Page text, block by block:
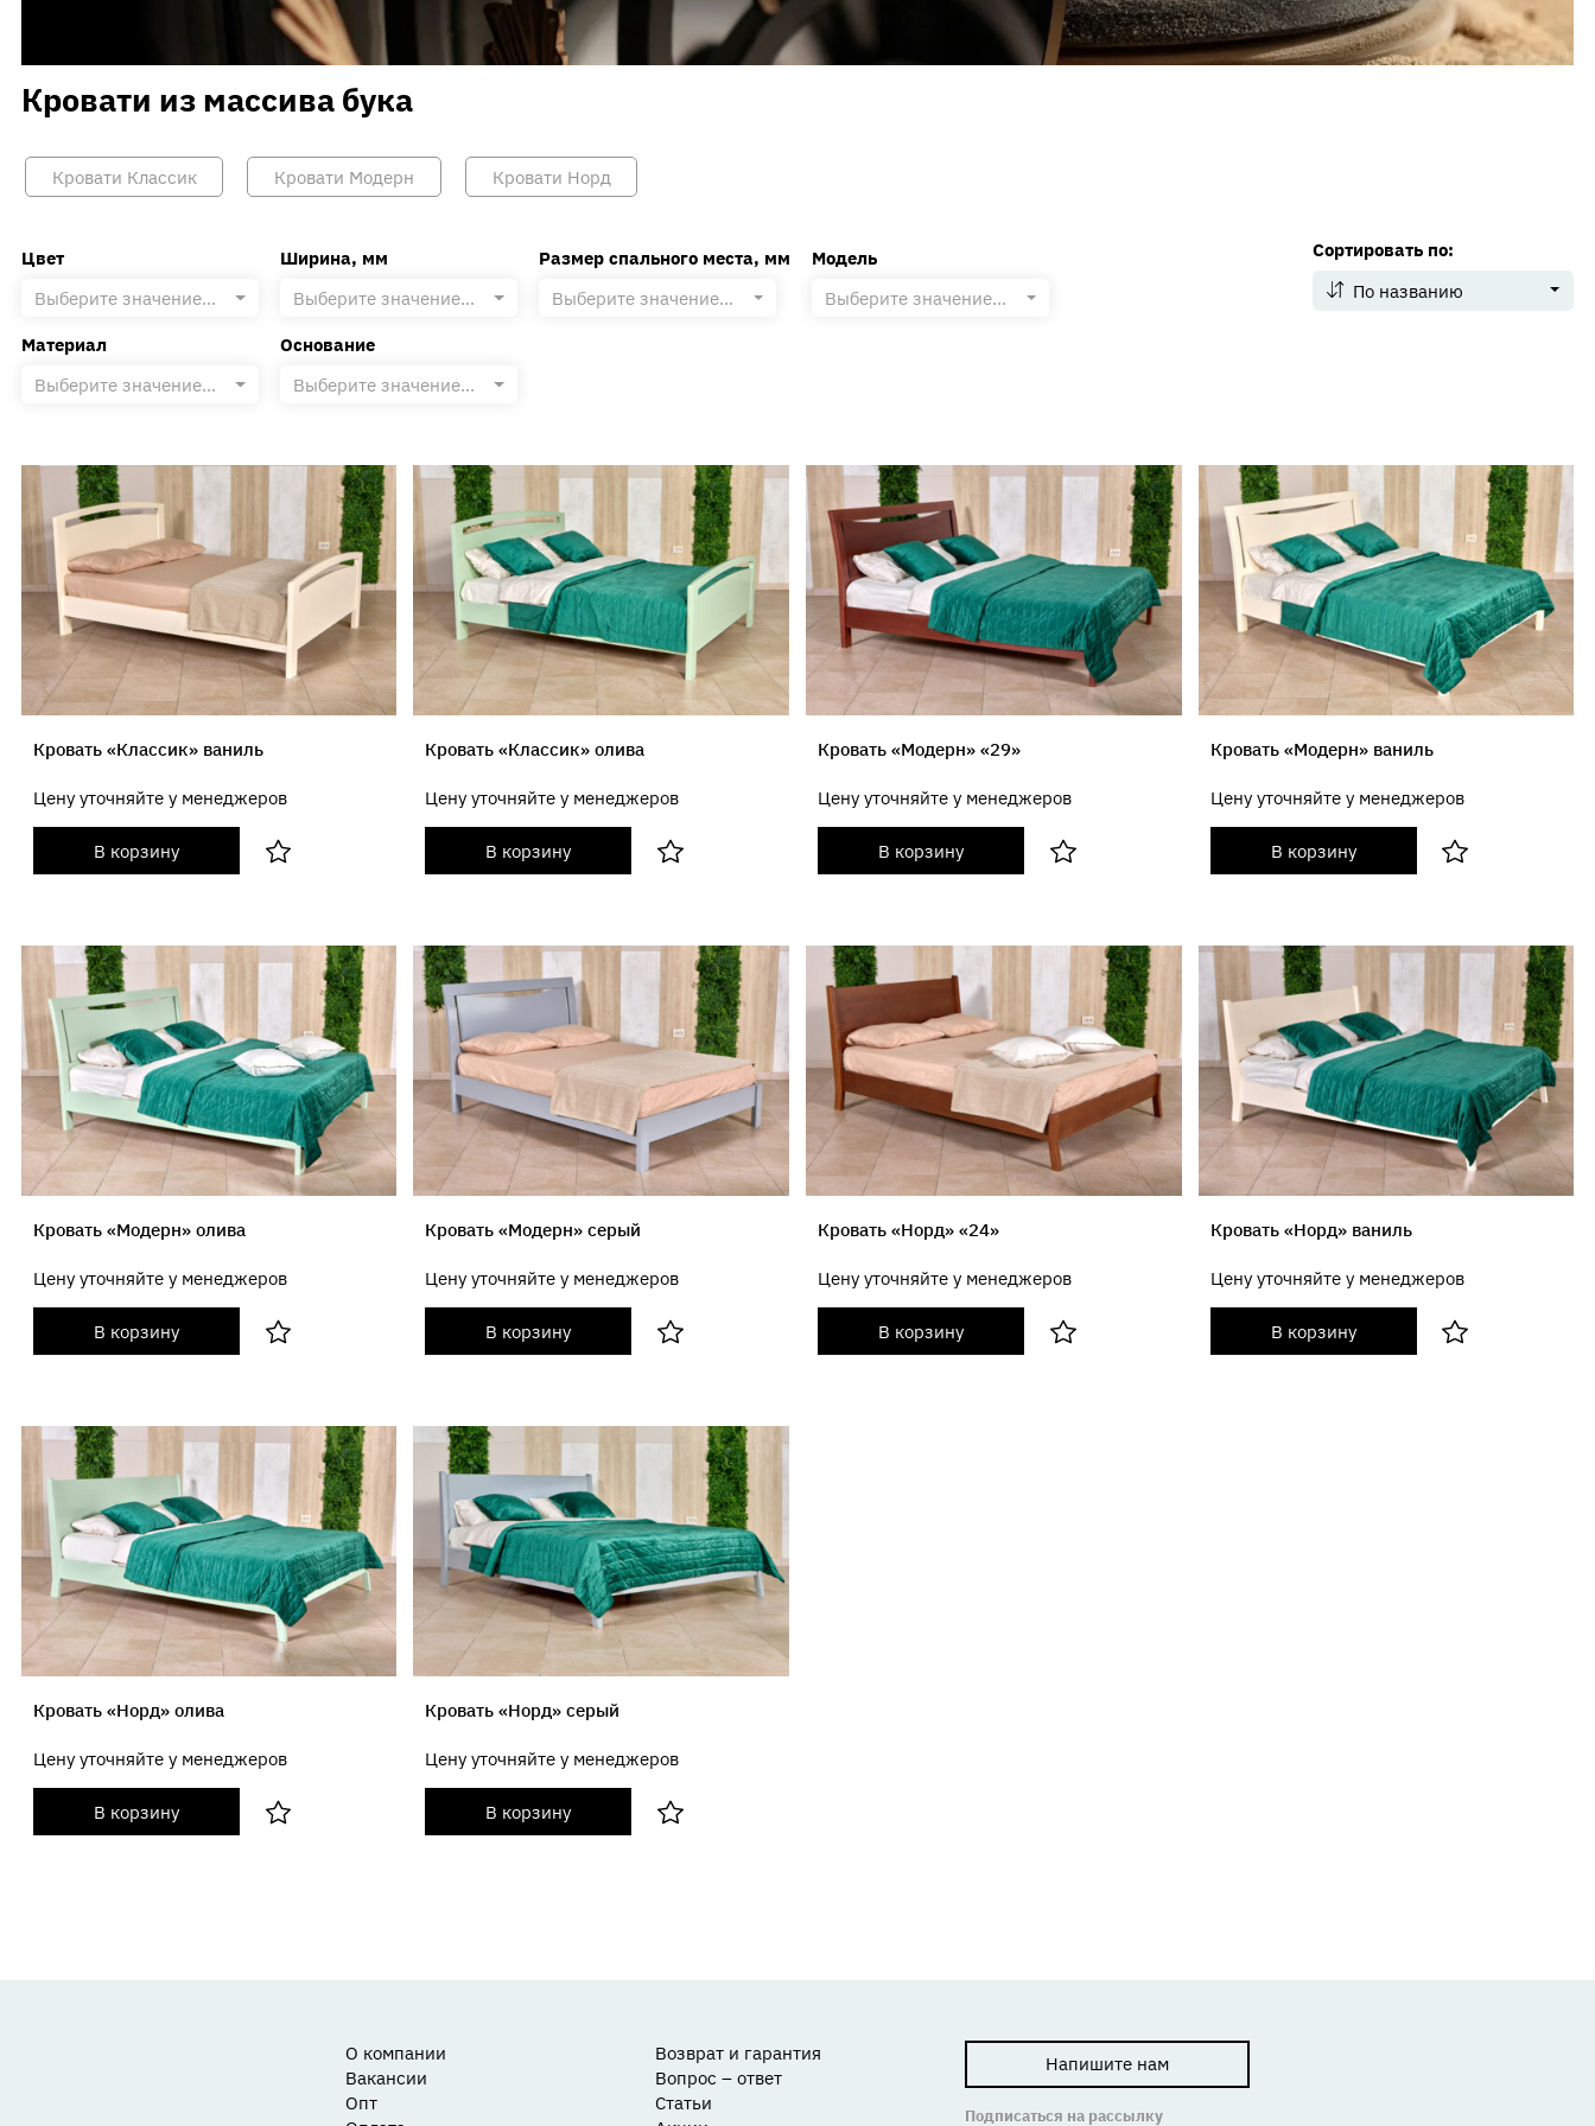
Вакансии
Кровати из массива бука
Кровати Классик Кровати Модерн Кровати Норд
Цвет
Выберите значение...
Ширина, мм
Выберите значение...
Размер спального места, мм
Выберите значение...
Модель
Выберите значение...
Материал
Выберите значение...
Основание
Выберите значение...
Сортировать по:
По названию
Кровать «Классик» ваниль
Цену уточняйте у менеджеров
В корзину
Кровать «Классик» олива
Цену уточняйте у менеджеров
В корзину
Кровать «Модерн» «29»
Цену уточняйте у менеджеров
В корзину
Кровать «Модерн» ваниль
Цену уточняйте у менеджеров
В корзину
Кровать «Модерн» олива
Цену уточняйте у менеджеров
В корзину
Кровать «Модерн» серый
Цену уточняйте у менеджеров
В корзину
Кровать «Норд» «24»
Цену уточняйте у менеджеров
В корзину
Кровать «Норд» ваниль
Цену уточняйте у менеджеров
В корзину
Кровать «Норд» олива
Цену уточняйте у менеджеров
В корзину
Кровать «Норд» серый
Цену уточняйте у менеджеров
В корзину
О компании
Вакансии
Опт
Возврат и гарантия
Вопрос – ответ
Статьи
Напишите нам
Подписаться на рассылку